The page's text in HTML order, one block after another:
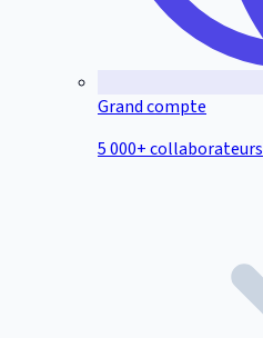
Grand compte
5 000+ collaborateurs